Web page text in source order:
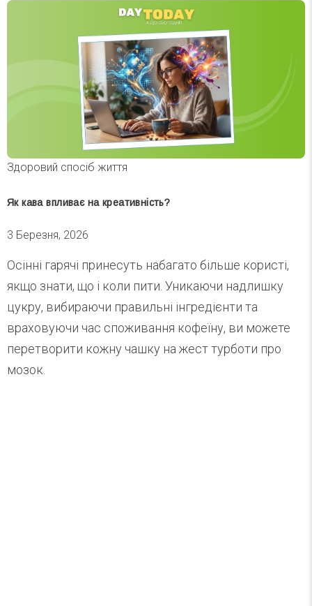
Здоровий спосіб життя
Як кава впливає на креативність?
3 Березня, 2026
Осінні гарячі принесуть набагато більше користі,
якщо знати, що і коли пити. Уникаючи надлишку
цукру, вибираючи правильні інгредієнти та
враховуючи час споживання кофеїну, ви можете
перетворити кожну чашку на жест турботи про
мозок.